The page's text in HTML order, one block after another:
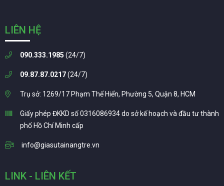
LIÊN HỆ
090.333.1985 (24/7)
09.87.87.0217(24/7)
Trụ sở: 1269/17 Phạm Thế Hiển, Phường 5, Quận 8, HCM
Giấy phép ĐKKD số 0316086934 do sở kế hoạch và đầu tư thành
phố Hồ Chí Minh cấp
info@giasutainangtre.vn
LINK - LIÊN KẾT